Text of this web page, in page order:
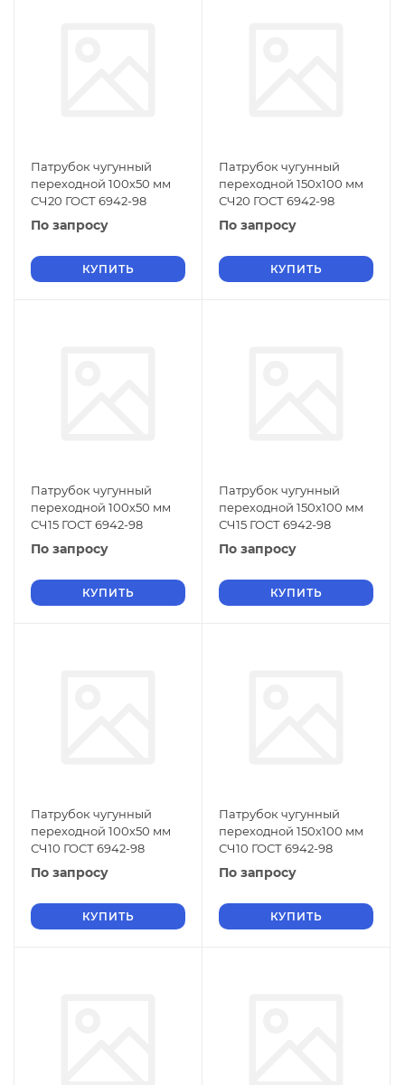
Патрубок чугунный
переходной 100х50 мм
СЧ20 ГОСТ 6942-98
По запросу
КУПИТЬ
Патрубок чугунный
переходной 150х100 мм
СЧ20 ГОСТ 6942-98
По запросу
КУПИТЬ
Патрубок чугунный
переходной 100х50 мм
СЧ15 ГОСТ 6942-98
По запросу
КУПИТЬ
Патрубок чугунный
переходной 150х100 мм
СЧ15 ГОСТ 6942-98
По запросу
КУПИТЬ
Патрубок чугунный
переходной 100х50 мм
СЧ10 ГОСТ 6942-98
По запросу
КУПИТЬ
Патрубок чугунный
переходной 150х100 мм
СЧ10 ГОСТ 6942-98
По запросу
КУПИТЬ